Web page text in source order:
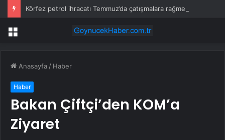
Menü
Anasayfa / Haber
Haber
Bakan Çiftçi’den KOM’a
Ziyaret